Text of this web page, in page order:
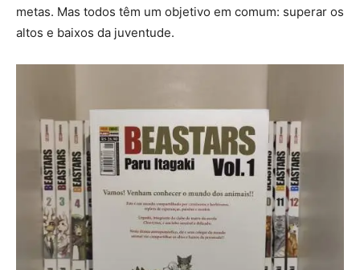
metas. Mas todos têm um objetivo em comum: superar os
altos e baixos da juventude.